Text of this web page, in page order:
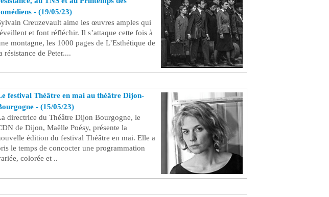
- (19/05/23)
Creuzevault aime les œuvres amples qui
et font réfléchir. Il s’attaque cette fois à
montagne, les 1000 pages de L’Esthétique de
résistance de Peter....
festival Théâtre en mai au théâtre Dijon-
- (15/05/23)
directrice du Théâtre Dijon Bourgogne, le
de Dijon, Maëlle Poésy, présente la
édition du festival Théâtre en mai. Elle a
le temps de concocter une programmation
colorée et ..